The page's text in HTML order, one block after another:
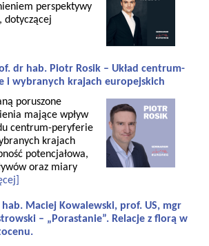
perspektywy
dotyczącej
dr hab. Piotr Rosik – Układ centrum-
i wybranych krajach europejskich
poruszone
mające wpływ
centrum-peryferie
krajach
potencjałowa,
oraz miary
Maciej Kowalewski, prof. US, mgr
– „Porastanie”. Relacje z florą w